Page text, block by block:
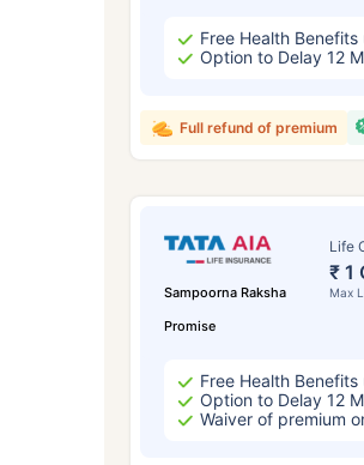
Free Health
Option to Delay 12
Full refund of premium
Sampoorna Raksha
Promise
Life
₹ 1
Max
Free Health
Option to Delay 12
Waiver of premium